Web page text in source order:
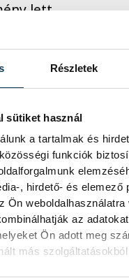
Részletek
sütiket használ
a tartalmak és
funkciók
, hirdető- és elemező
Ön weboldalhasználatra
az
Ön adott meg
más
lett
a végül 10. helyen
érzi magát.
úszás
Klub Veszprém